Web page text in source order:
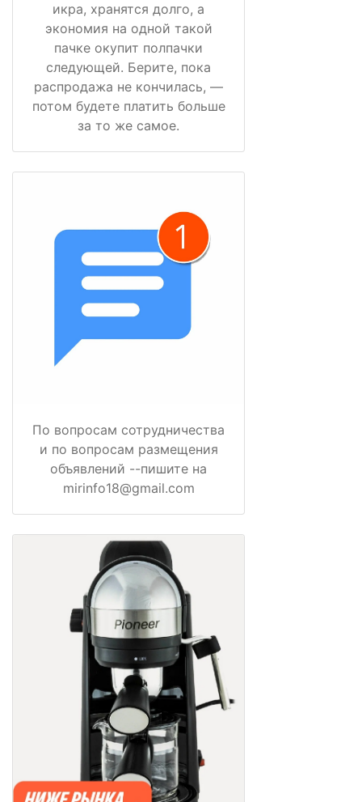
икра, хранятся долго, а
экономия на одной такой
пачке окупит полпачки
следующей. Берите, пока
распродажа не кончилась, —
потом будете платить больше
за то же самое.
По вопросам сотрудничества
и по вопросам размещения
объявлений --пишите на
mirinfo18@gmail.com